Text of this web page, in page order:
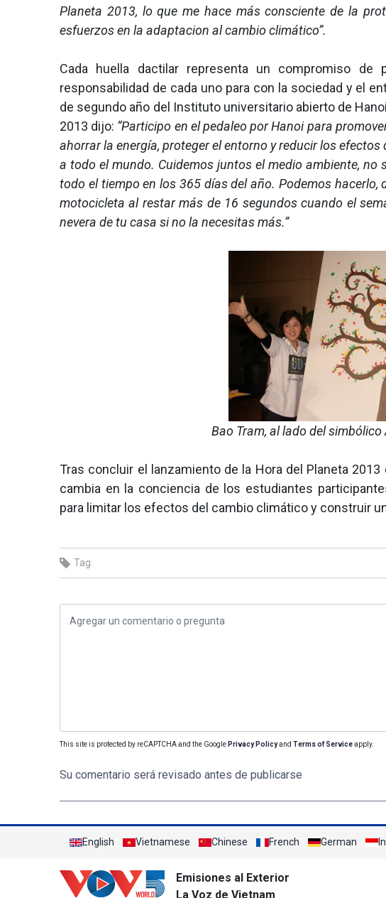
Planeta 2013, lo que me hace más consciente de la
esfuerzos en la adaptacion al cambio climático”.
Cada huella dactilar representa un compromiso
responsabilidad de cada uno para con la sociedad y el
de segundo año del Instituto universitario abierto de
2013 dijo: “Participo en el pedaleo por Hanoi para
ahorrar la energía, proteger el entorno y reducir los
a todo el mundo. Cuidemos juntos el medio ambiente,
todo el tiempo en los 365 días del año. Podemos
motocicleta al restar más de 16 segundos cuando el
nevera de tu casa si no la necesitas más.”
Bao Tram, al lado del
Tras concluir el lanzamiento de la Hora del Planeta
cambia en la conciencia de los estudiantes
para limitar los efectos del cambio climático y construir
Tag:
This site is protected by reCAPTCHA and the Google Privacy Policyand Terms of Serviceapply.
Su comentario será revisado antes de publicarse
English Vietnamese Chinese French German
Emisiones al Exterior
La Voz de Vietnam